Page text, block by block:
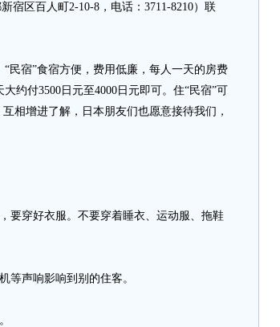
宿区百人町2-10-8，电话：3711-8210）联
宿”食宿方便，费用低廉，每人一天的房费
约付3500日元至4000日元即可。住“民宿”可
相增进了解，日本朋友们也愿意接待我们，
穿好衣服。不要穿着睡衣、运动服、拖鞋
声响影响到别的住客。